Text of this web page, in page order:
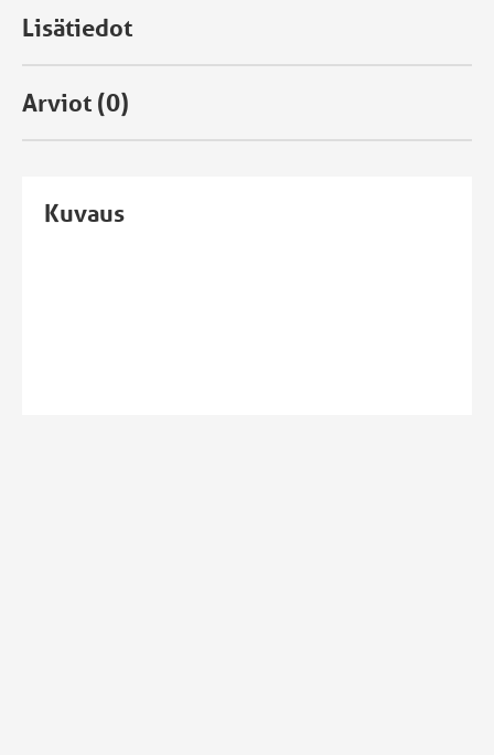
Lisätiedot
Arviot (0)
Kuvaus